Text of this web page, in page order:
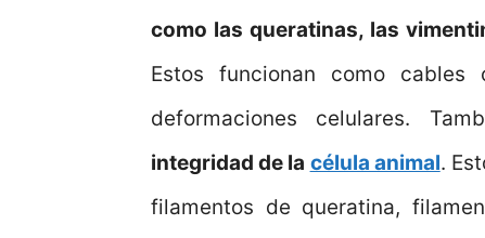
como las queratinas, las
Estos funcionan como
deformaciones celulares.
integridad de la célula animal.
filamentos de queratina,